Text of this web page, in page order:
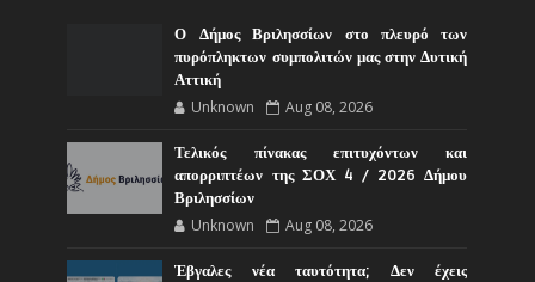
Ο Δήμος Βριλησσίων στο πλευρό των
πυρόπληκτων συμπολιτών μας στην Δυτική
Αττική
Unknown Aug 08, 2026
Τελικός πίνακας επιτυχόντων και
απορριπτέων της ΣΟΧ 4 / 2026 Δήμου
Βριλησσίων
Unknown Aug 08, 2026
Έβγαλες νέα ταυτότητα; Δεν έχεις